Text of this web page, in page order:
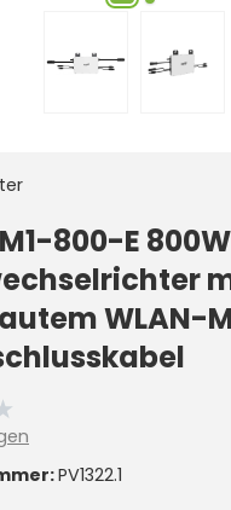
800-E 800W
WLAN-
Bewertung von 3.8
PV1322.1